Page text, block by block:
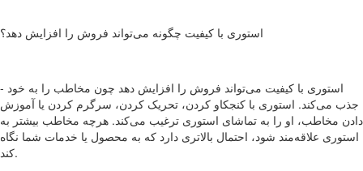
استوری با کیفیت چگونه می‌تواند فروش را افزایش دهد؟
- استوری با کیفیت می‌تواند فروش را افزایش دهد چون مخاطب را به خود
جذب می‌کند. استوری با کنجکاو کردن، تحریک کردن، سرگرم کردن یا آموزش
دادن مخاطب، او را به تماشای استوری ترغیب می‌کند. هرچه مخاطب بیشتر به
استوری علاقه‌مند شود، احتمال بالاتری دارد که به محصول یا خدمات شما نگاه
کند.